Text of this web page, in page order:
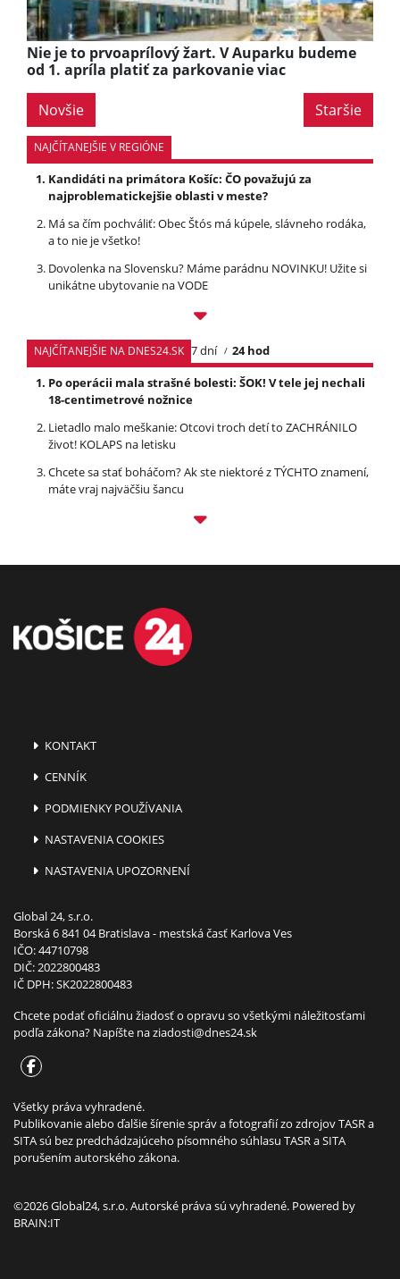
Nie je to prvoaprílový žart. V Auparku budeme
od 1. apríla platiť za parkovanie viac
Novšie Staršie
NAJČÍTANEJŠIE V REGIÓNE
Kandidáti na primátora Košíc: ČO považujú za
najproblematickejšie oblasti v meste?
Má sa čím pochváliť: Obec Štós má kúpele, slávneho rodáka,
a to nie je všetko!
Dovolenka na Slovensku? Máme parádnu NOVINKU! Užite si
unikátne ubytovanie na VODE
NAJČÍTANEJŠIE NA DNES24.SK 7 dní
24 hod
Po operácii mala strašné bolesti: ŠOK! V tele jej nechali
18-centimetrové nožnice
Lietadlo malo meškanie: Otcovi troch detí to ZACHRÁNILO
život! KOLAPS na letisku
Chcete sa stať boháčom? Ak ste niektoré z TÝCHTO znamení,
máte vraj najväčšiu šancu
KONTAKT
CENNÍK
PODMIENKY POUŽÍVANIA
NASTAVENIA COOKIES
NASTAVENIA UPOZORNENÍ
Global 24, s.r.o.
Borská 6 841 04 Bratislava - mestská časť Karlova Ves
IČO: 44710798
DIČ: 2022800483
IČ DPH: SK2022800483
Chcete podať oficiálnu žiadosť o opravu so všetkými náležitosťami
podľa zákona? Napíšte naziadosti@dnes24.sk
Všetky práva vyhradené.
Publikovanie alebo ďalšie šírenie správ a fotografií zo zdrojov TASR a
SITA sú bez predchádzajúceho písomného súhlasu TASR a SITA
porušením autorského zákona.
©2026 Global24, s.r.o. Autorské práva sú vyhradené. Powered by
BRAIN:IT